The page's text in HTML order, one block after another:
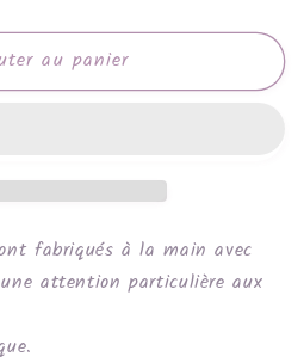
au panier
fabriqués à la main avec
attention particulière aux